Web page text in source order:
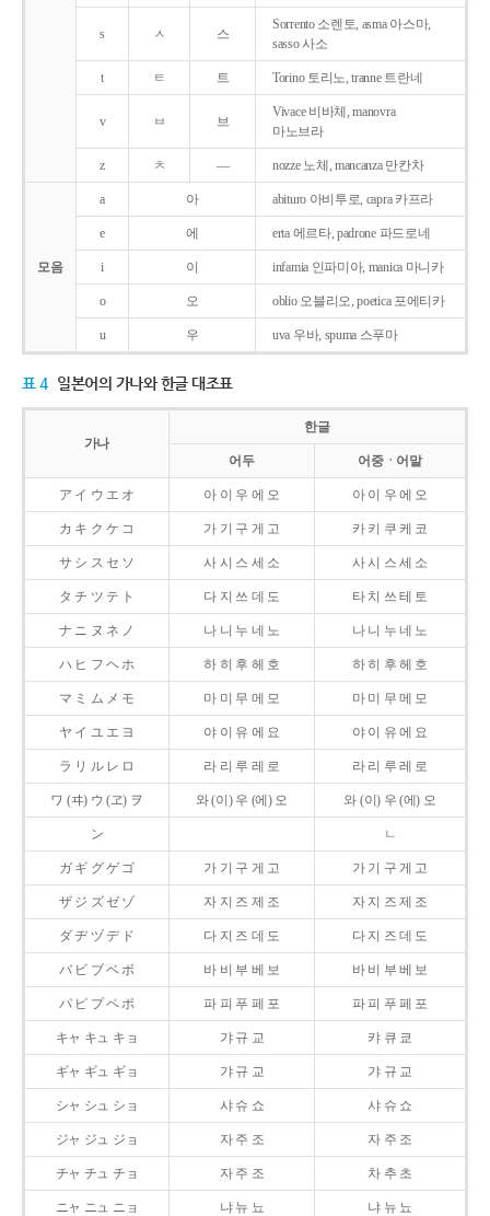
s ㅅ 스
Sorrento 소렌토, asma 아스마,
sasso 사소
t ㅌ 트 Torino 토리노, tranne 트란네
v ㅂ 브
Vivace 비바체, manovra
마노브라
z ㅊ ― nozze 노체, mancanza 만칸차
모음
a 아 abituro 아비투로, capra 카프라
e 에 erta 에르타, padrone 파드로네
i 이 infamia 인파미아, manica 마니카
o 오 oblio 오블리오, poetica 포에티카
u 우 uva 우바, spuma 스푸마
표 4 일본어의 가나와 한글 대조표
가나
한글
어두 어중ㆍ어말
ア イ ウ エ オ 아 이 우 에 오 아 이 우 에 오
カ キ ク ケ コ 가 기 구 게 고 카 키 쿠 케 코
サ シ ス セ ソ 사 시 스 세 소 사 시 스 세 소
タ チ ツ テ ト 다 지 쓰 데 도 타 치 쓰 테 토
ナ ニ ヌ ネ ノ 나 니 누 네 노 나 니 누 네 노
ハ ヒ フ ヘ ホ 하 히 후 헤 호 하 히 후 헤 호
マ ミ ム メ モ 마 미 무 메 모 마 미 무 메 모
ヤ イ ユ エ ヨ 야 이 유 에 요 야 이 유 에 요
ラ リ ル レ ロ 라 리 루 레 로 라 리 루 레 로
ワ (ヰ) ウ (ヱ) ヲ 와 (이) 우 (에) 오 와 (이) 우 (에) 오
ン ㄴ
ガ ギ グ ゲ ゴ 가 기 구 게 고 가 기 구 게 고
ザ ジ ズ ゼ ゾ 자 지 즈 제 조 자 지 즈 제 조
ダ ヂ ヅ デ ド 다 지 즈 데 도 다 지 즈 데 도
バ ビ ブ ベ ボ 바 비 부 베 보 바 비 부 베 보
パ ピ プ ペ ポ 파 피 푸 페 포 파 피 푸 페 포
キャ キュ キョ 갸 규 교 캬 큐 쿄
ギャ ギュ ギョ 갸 규 교 갸 규 교
シャ シュ ショ 샤 슈 쇼 샤 슈 쇼
ジャ ジュ ジョ 자 주 조 자 주 조
チャ チュ チョ 자 주 조 차 추 초
ニャ ニュ ニョ 냐 뉴 뇨 냐 뉴 뇨